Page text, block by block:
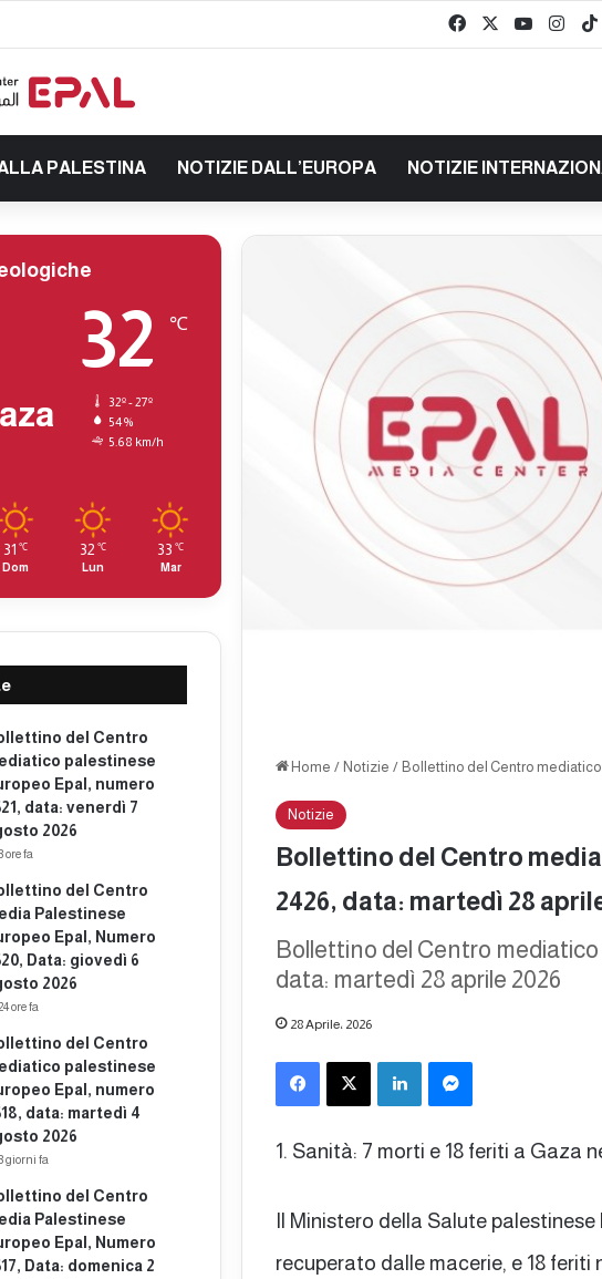
FacebookYou Tube
PALESTINA NOTIZIE DALL’EUROPA NOTIZIE
Home / Notizie / Bollettino del Centro
Notizie
Bollettino del Centro
2426, data: martedì 28
Bollettino del Centro
data: martedì 28 aprile 2026
28 Aprile، 2026
Facebook X LinkedIn
1. Sanità: 7 morti e 18 feriti a Gaza
Il Ministero della Salute
recuperato dalle macerie, e 18
32 ℃
32º - 27º
54%
5.68 km/h
31 ℃
Dom
32 ℃
Lun
33 ℃
Mar
del Centro
palestinese
Epal, numero
data: venerdì 7
2026
3 ore fa
del Centro
Palestinese
Epal, Numero
Data: giovedì 6
2026
24 ore fa
del Centro
palestinese
Epal, numero
data: martedì 4
2026
3 giorni fa
del Centro
Palestinese
Epal, Numero
Data: domenica 2